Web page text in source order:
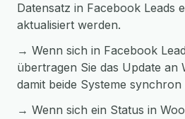
Datensatz in Facebook Leads
aktualisiert werden.
→ Wenn sich in Facebook
übertragen Sie das Update an
damit beide Systeme synchron
→ Wenn sich ein Status in